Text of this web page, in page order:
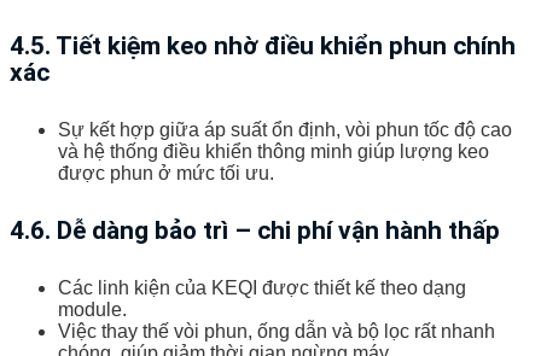
4.5. Tiết kiệm keo nhờ điều khiển phun chính
xác
Sự kết hợp giữa áp suất ổn định, vòi phun tốc độ cao
và hệ thống điều khiển thông minh giúp lượng keo
được phun ở mức tối ưu.
4.6. Dễ dàng bảo trì – chi phí vận hành thấp
Các linh kiện của KEQI được thiết kế theo dạng
module.
Việc thay thế vòi phun, ống dẫn và bộ lọc rất nhanh